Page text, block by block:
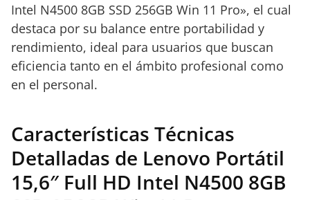
Intel N4500 8GB SSD 256GB Win 11 Pro», el cual
destaca por su balance entre portabilidad y
rendimiento, ideal para usuarios que buscan
eficiencia tanto en el ámbito profesional como
en el personal.
Características Técnicas
Detalladas de Lenovo Portátil
15,6″ Full HD Intel N4500 8GB